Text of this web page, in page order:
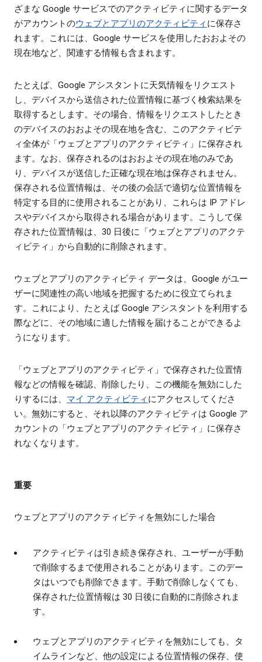
ざまな Google サービスでのアクティビティに関するデータ
がアカウントのウェブとアプリのアクティビティ に保存さ
れます。これには、Google サービスを使用したおおよその
現在地など、関連する情報も含まれます。
たとえば、Google アシスタントに天気情報をリクエスト
し、デバイスから送信された位置情報に基づく検索結果を
取得するとします。その場合、情報をリクエストしたとき
のデバイスのおおよその現在地を含む、このアクティビテ
ィ全体が「ウェブとアプリのアクティビティ」に保存され
ます。なお、保存されるのはおおよその現在地のみであ
り、デバイスが送信した正確な現在地は保存されません。
保存される位置情報は、その後の会話で適切な位置情報を
特定する目的に使用されることがあり、これらは IP アドレ
スやデバイスから取得される場合があります。こうして保
存された位置情報は、30 日後に「ウェブとアプリのアクテ
ィビティ」から自動的に削除されます。
ウェブとアプリのアクティビティ データは、Google がユー
ザーに関連性の高い地域を把握するために役立てられま
す。これにより、たとえば Google アシスタントを利用する
際などに、その地域に適した情報を届けることができるよ
うになります。
「ウェブとアプリのアクティビティ」で保存された位置情
報などの情報を確認、削除したり、この機能を無効にした
りするには、 マイ アクティビティ にアクセスしてくださ
い。無効にすると、それ以降のアクティビティは Google ア
カウントの「ウェブとアプリのアクティビティ」に保存さ
れなくなります。
重要
ウェブとアプリのアクティビティを無効にした場合
アクティビティは引き続き保存され、ユーザーが手動
で削除するまで使用されることがあります。このデー
タはいつでも削除できます。手動で削除しなくても、
保存された位置情報は 30 日後に自動的に削除されま
す。
ウェブとアプリのアクティビティを無効にしても、タ
イムラインなど、他の設定による位置情報の保存、使